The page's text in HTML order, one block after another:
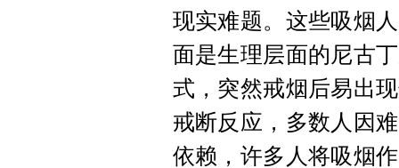
现实难题。这些吸烟
面是生理层面的尼古
式，突然戒烟后易出
戒断反应，多数人因
依赖，许多人将吸烟